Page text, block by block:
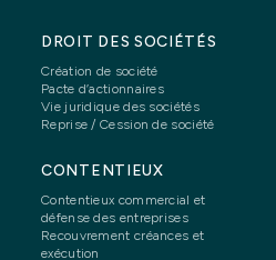
DROIT DES SOCIÉTÉS
Création de société
Pacte d’actionnaires
Vie juridique des sociétés
Reprise / Cession de société
CONTENTIEUX
Contentieux commercial et
défense des entreprises
Recouvrement créances et
exécution